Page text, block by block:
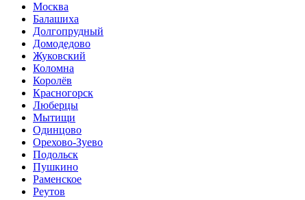
Москва
Балашиха
Долгопрудный
Домодедово
Жуковский
Коломна
Королёв
Красногорск
Люберцы
Мытищи
Одинцово
Орехово-Зуево
Подольск
Пушкино
Раменское
Реутов